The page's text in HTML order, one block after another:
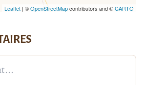
Leaflet| ©OpenStreetMapcontributors and ©CARTO